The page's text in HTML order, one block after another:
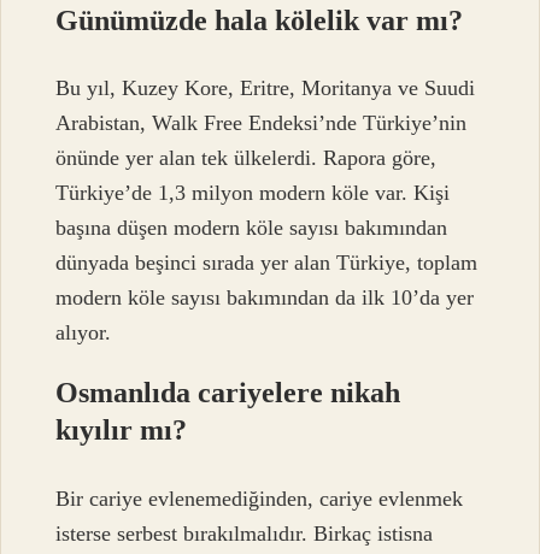
Günümüzde hala kölelik var mı?
Bu yıl, Kuzey Kore, Eritre, Moritanya ve Suudi
Arabistan, Walk Free Endeksi’nde Türkiye’nin
önünde yer alan tek ülkelerdi. Rapora göre,
Türkiye’de 1,3 milyon modern köle var. Kişi
başına düşen modern köle sayısı bakımından
dünyada beşinci sırada yer alan Türkiye, toplam
modern köle sayısı bakımından da ilk 10’da yer
alıyor.
Osmanlıda cariyelere nikah
kıyılır mı?
Bir cariye evlenemediğinden, cariye evlenmek
isterse serbest bırakılmalıdır. Birkaç istisna